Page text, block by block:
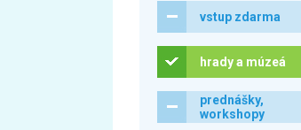
vstup zdarma
hrady a múzeá
prednášky,
workshopy